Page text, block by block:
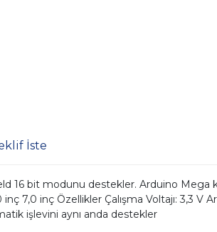
İste
16 bit modunu destekler. Arduino Mega
7,0 inç Özellikler Çalışma Voltajı: 3,3 V
işlevini aynı anda destekler